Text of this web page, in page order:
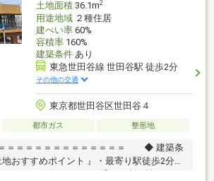
土地面積36.1m2
用途地域２種住居
建ぺい率60%
容積率160%
建築条件あり
東急世田谷線 世田谷駅 徒歩2分
その他の交通
東京都世田谷区世田谷４
都市ガス 整形地
＝＝＝＝＝＝＝＝＝＝＝＝＝＝ ◆ 建築条
すすめポイント 』・最寄り駅徒歩2分の
シティへダイレクトに繋がる利便性・3LDK